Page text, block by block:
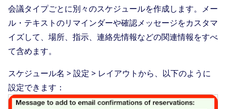
会議タイプごとに別々のスケジュールを作成します。メー
ル・テキストのリマインダーや確認メッセージをカスタマ
イズして、場所、指示、連絡先情報などの関連情報をすべ
て含めます。
スケジュール名 > 設定 > レイアウトから、以下のように
設定できます：